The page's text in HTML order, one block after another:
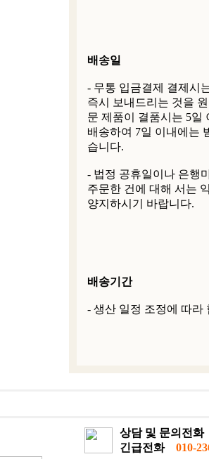
배송일
- 무통 입금결제 결제시
즉시 보내드리는 것을
문 제품이 결품시는 5일
배송하여 7일 이내에는
습니다.
- 법정 공휴일이나 은행
주문한 건에 대해 서는
양지하시기 바랍니다.
배송기간
- 생산 일정 조정에 따라
상담 및 문의전화
긴급전화
010-